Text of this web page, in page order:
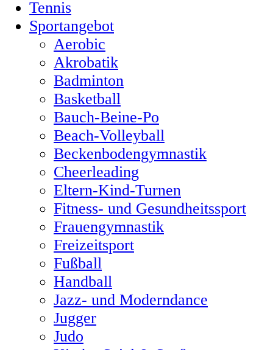
Tennis
Sportangebot
Aerobic
Akrobatik
Badminton
Basketball
Bauch-Beine-Po
Beach-Volleyball
Beckenbodengymnastik
Cheerleading
Eltern-Kind-Turnen
Fitness- und Gesundheitssport
Frauengymnastik
Freizeitsport
Fußball
Handball
Jazz- und Moderndance
Jugger
Judo